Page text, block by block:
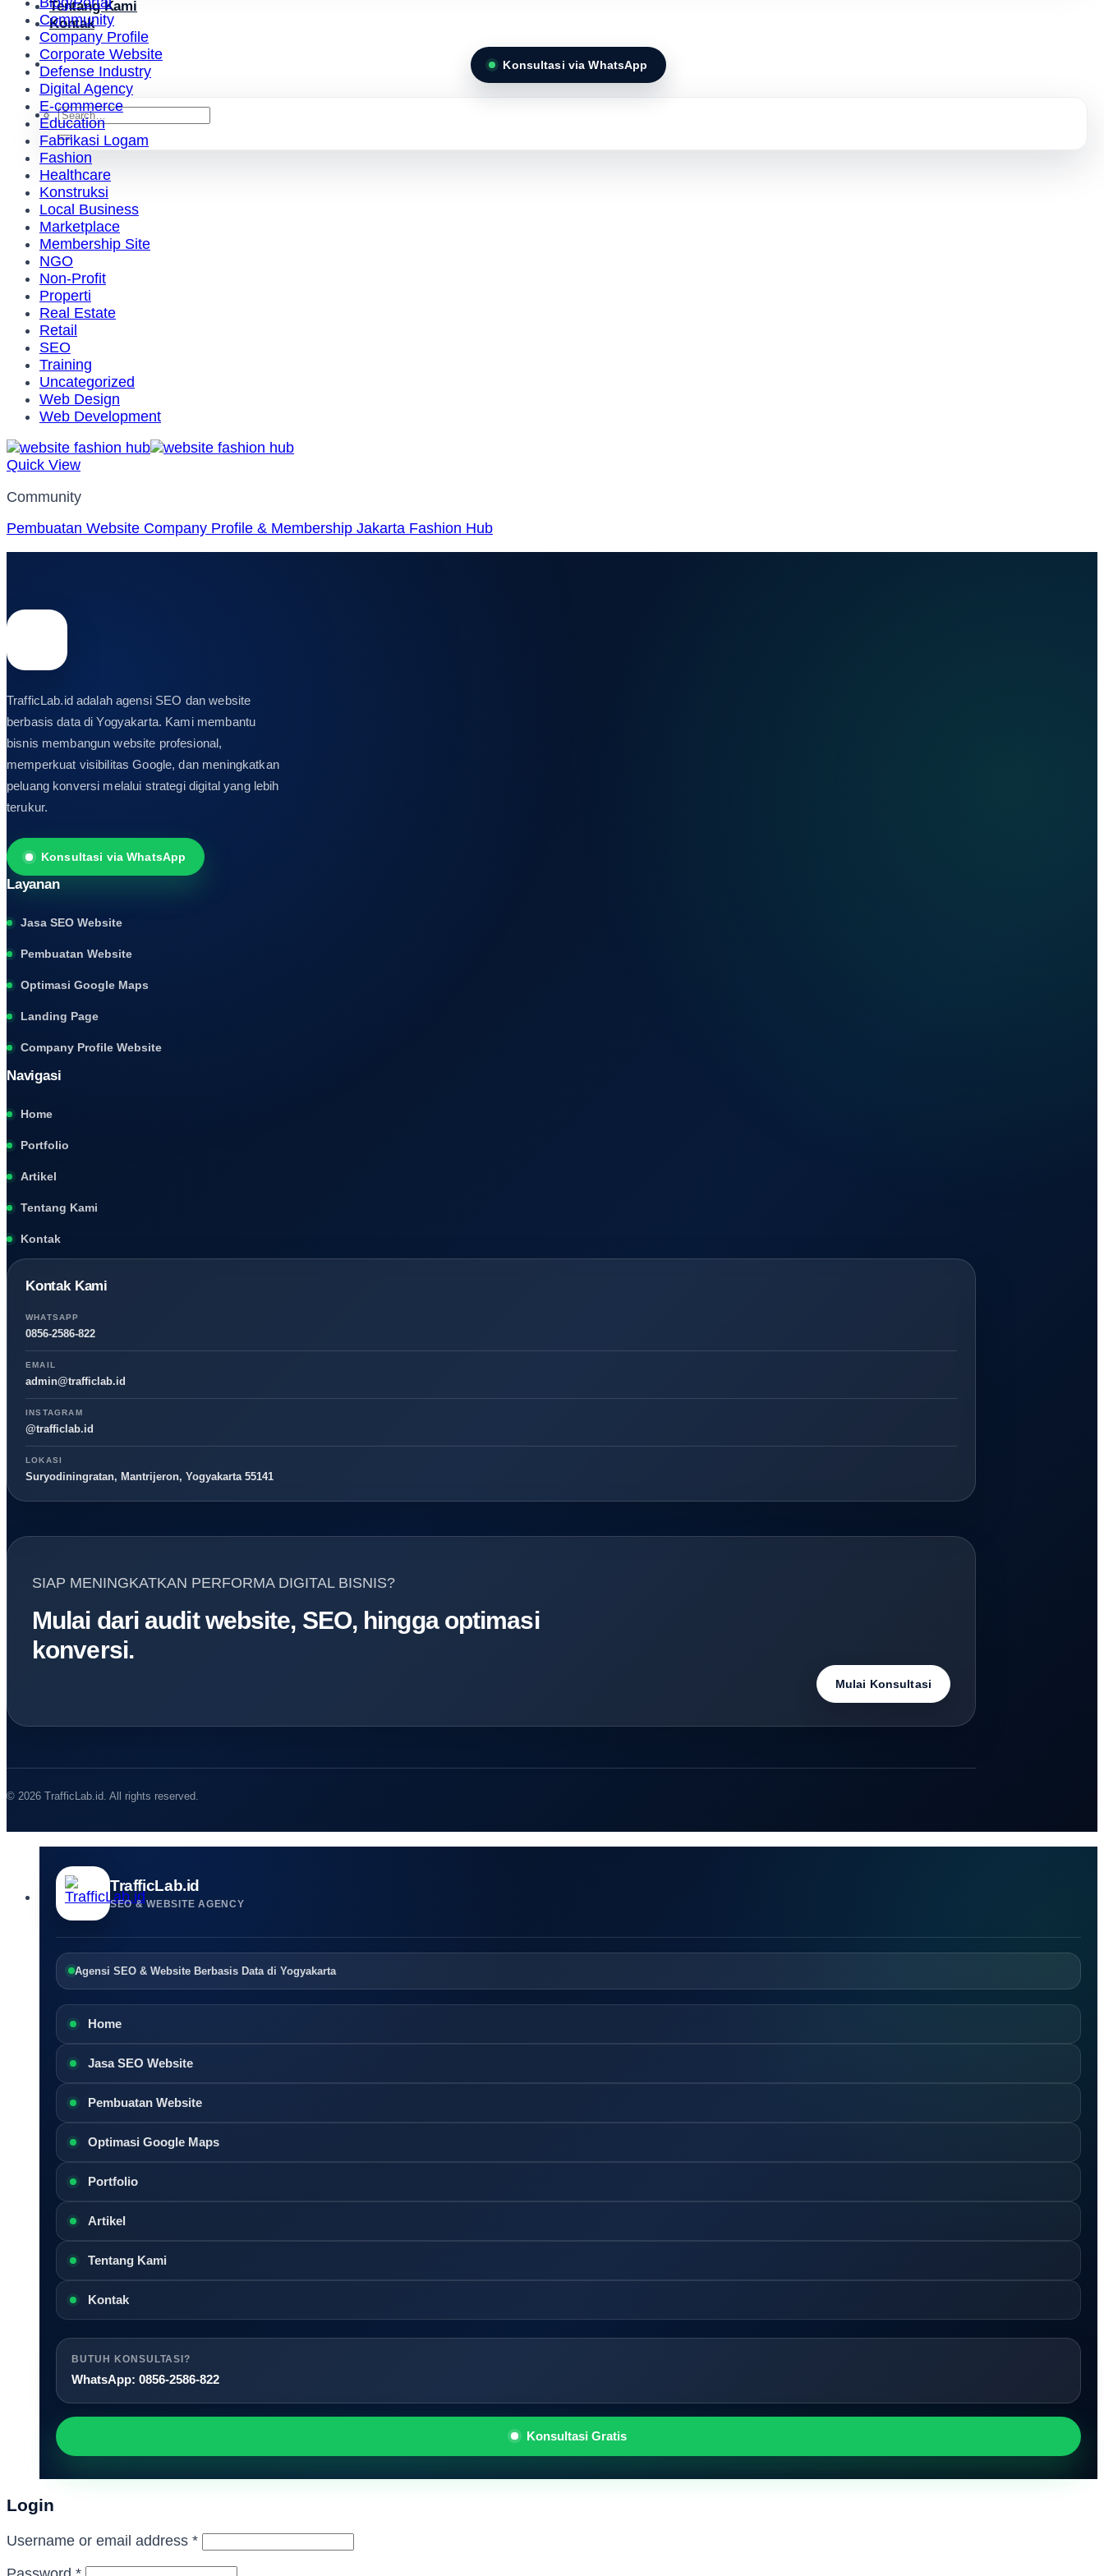
Tentang Kami
Kontak
Konsultasi via WhatsApp
Search
for:
Community
Company Profile
Corporate Website
Defense Industry
Digital Agency
E-commerce
Education
Fabrikasi Logam
Fashion
Healthcare
Konstruksi
Local Business
Marketplace
Membership Site
NGO
Non-Profit
Properti
Real Estate
Retail
SEO
Training
Uncategorized
Web Design
Web Development
Quick View
Community
Pembuatan Website Company Profile & Membership Jakarta Fashion Hub
TrafficLab.id adalah agensi SEO dan website
berbasis data di Yogyakarta. Kami membantu
bisnis membangun website profesional,
memperkuat visibilitas Google, dan meningkatkan
peluang konversi melalui strategi digital yang lebih
terukur.
Konsultasi via WhatsApp
Layanan
Jasa SEO Website
Pembuatan Website
Optimasi Google Maps
Landing Page
Company Profile Website
Navigasi
Home
Portfolio
Artikel
Tentang Kami
Kontak
Kontak Kami
WHATSAPP
0856-2586-822
EMAIL
admin@trafficlab.id
INSTAGRAM
@trafficlab.id
LOKASI
Suryodiningratan, Mantrijeron, Yogyakarta 55141
SIAP MENINGKATKAN PERFORMA DIGITAL BISNIS?
Mulai dari audit website, SEO, hingga optimasi
konversi.
Mulai Konsultasi
© 2026 TrafficLab.id. All rights reserved.
TrafficLab.id
SEO & WEBSITE AGENCY
Agensi SEO & Website Berbasis Data di Yogyakarta
Home
Jasa SEO Website
Pembuatan Website
Optimasi Google Maps
Portfolio
Artikel
Tentang Kami
Kontak
BUTUH KONSULTASI?
WhatsApp: 0856-2586-822
Konsultasi Gratis
Login
Username or email address *Required
Required